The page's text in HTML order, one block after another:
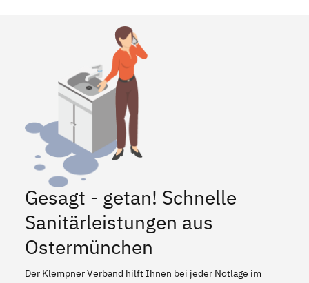
Gesagt - getan! Schnelle
Sanitärleistungen aus
Ostermünchen
Der Klempner Verband hilft Ihnen bei jeder Notlage im